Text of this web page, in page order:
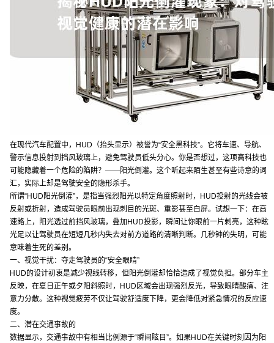
在现代汽车配置中，HUD（抬头显示）被誉为“安全黑科技”。它将车速、导航、
警示信息投射到挡风玻璃上，避免驾驶员低头分心。你是否想过，这项高科技也
可能隐藏着一个危险的陷阱？——阳光倒灌。这个听起来陌生甚至有些诗意的词
汇，实际上却是驾驶安全的隐形杀手。
所谓“HUD阳光倒灌”，是指当强烈阳光以特定角度照射时，HUD投射的光线会被
反射或折射，造成驾驶员眼前出现刺目的光斑、重影甚至白屏。试想一下：在高
速路上，阳光透过前挡风玻璃，叠加HUD投影，瞬间让你眼前一片刺亮，这种眩
光足以让驾驶员在短短几秒内失去对前方道路的清晰判断。几秒钟的失明，可能
意味着生死的差别。
一、视觉干扰：夺走驾驶员的“安全眼睛”
HUD的设计初衷是减少视线转移，但阳光倒灌却恰恰造成了视觉负担。部分车主
反映，在夏日正午或夕阳斜照时，HUD区域会出现强烈反光，导致眼睛酸痛、注
意力分散。这种视觉疲劳不仅让驾驶舒适度下降，更会降低对紧急情况的反应速
度。
二、潜在交通事故的
数据显示，交通事故中有相当比例源于“瞬间眩目”。如果HUD在关键时刻因为阳